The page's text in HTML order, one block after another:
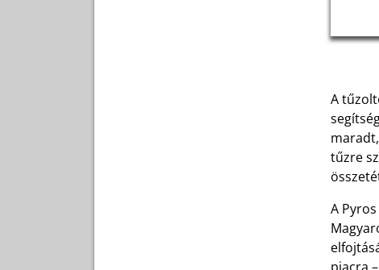
A
tűzre
A